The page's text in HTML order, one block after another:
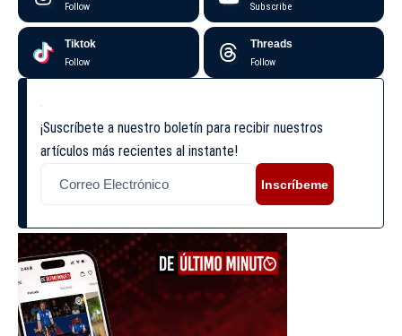
Follow Subscribe
Tiktok
Follow
Threads
Follow
¡Suscríbete a nuestro boletín para recibir nuestros
artículos más recientes al instante!
Inscríbeme